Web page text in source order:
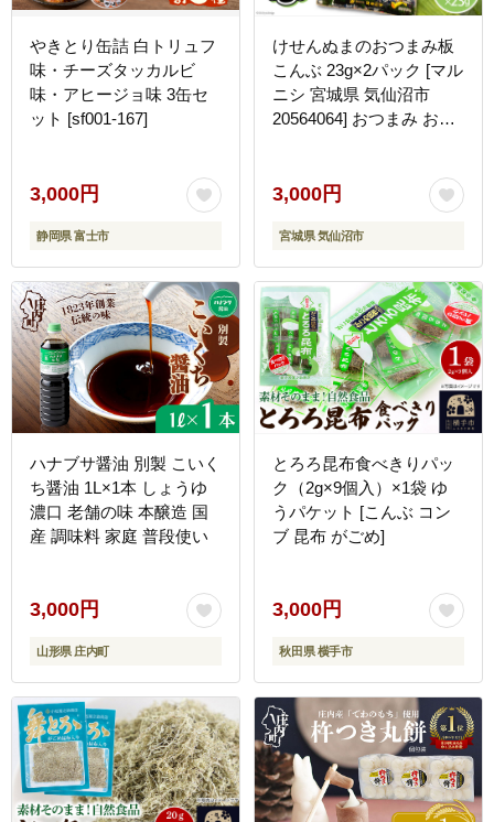
やきとり缶詰 白トリュフ
味・チーズタッカルビ
味・アヒージョ味 3缶セ
ット [sf001-167]
3,000円
静岡県 富士市
けせんぬまのおつまみ板
こんぶ 23g×2パック [マル
ニシ 宮城県 気仙沼市
20564064] おつまみ おや
板コンブ 海藻 ヘルシー
3,000円
宮城県 気仙沼市
ハナブサ醤油 別製 こいく
ち醤油 1L×1本 しょうゆ
濃口 老舗の味 本醸造 国
産 調味料 家庭 普段使い
3,000円
山形県 庄内町
とろろ昆布食べきりパッ
ク（2g×9個入）×1袋 ゆ
うパケット [こんぶ コン
ブ 昆布 がごめ]
3,000円
秋田県 横手市